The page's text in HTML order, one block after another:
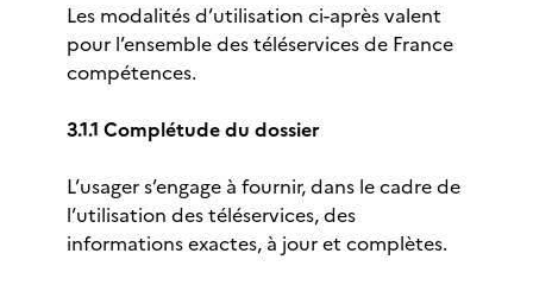
Les modalités d’utilisation ci-après valent
pour l’ensemble des téléservices de France
compétences.
3.1.1 Complétude du dossier
L’usager s’engage à fournir, dans le cadre de
l’utilisation des téléservices, des
informations exactes, à jour et complètes.